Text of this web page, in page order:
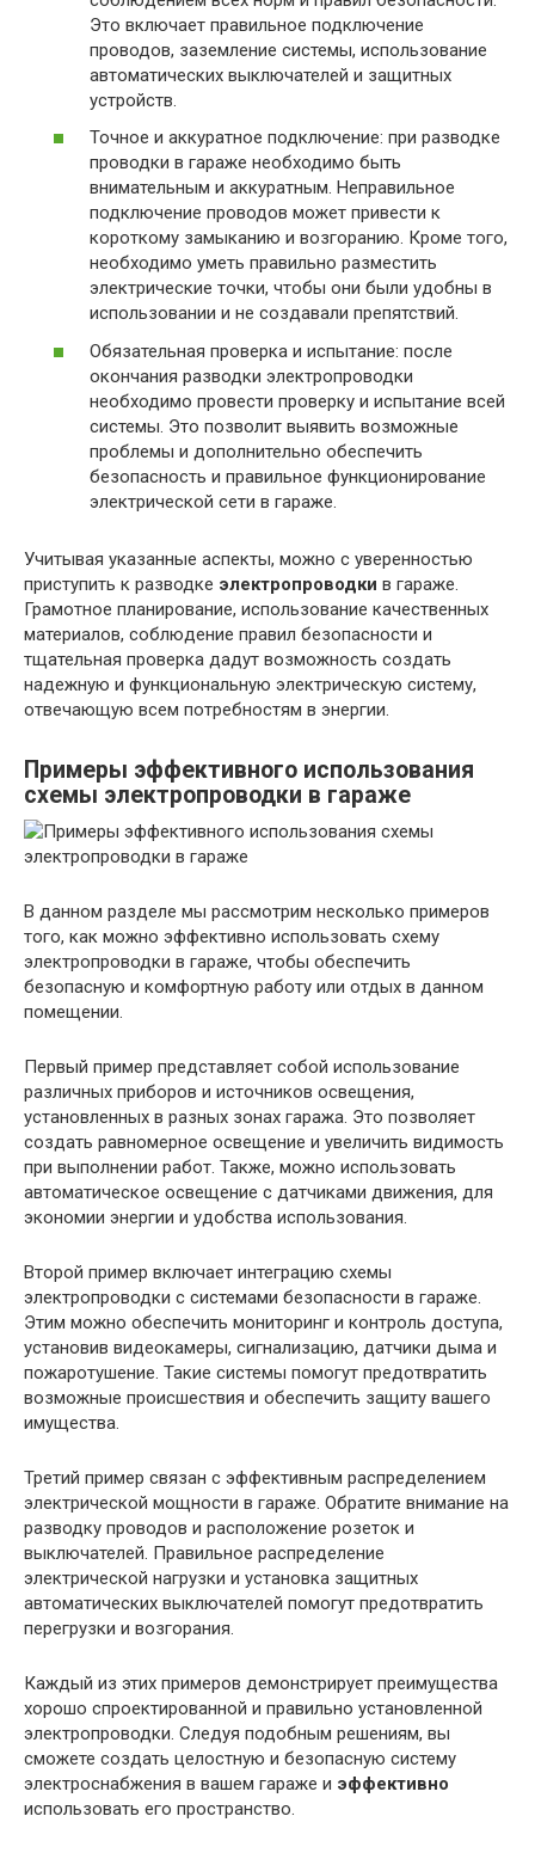
Это включает правильное подключение
проводов, заземление системы, использование
автоматических выключателей и защитных
устройств.
Точное и аккуратное подключение: при разводке
проводки в гараже необходимо быть
внимательным и аккуратным. Неправильное
подключение проводов может привести к
короткому замыканию и возгоранию. Кроме того,
необходимо уметь правильно разместить
электрические точки, чтобы они были удобны в
использовании и не создавали препятствий.
Обязательная проверка и испытание: после
окончания разводки электропроводки
необходимо провести проверку и испытание всей
системы. Это позволит выявить возможные
проблемы и дополнительно обеспечить
безопасность и правильное функционирование
электрической сети в гараже.
Учитывая указанные аспекты, можно с уверенностью
приступить к разводке электропроводки в гараже.
Грамотное планирование, использование качественных
материалов, соблюдение правил безопасности и
тщательная проверка дадут возможность создать
надежную и функциональную электрическую систему,
отвечающую всем потребностям в энергии.
Примеры эффективного использования
схемы электропроводки в гараже
В данном разделе мы рассмотрим несколько примеров
того, как можно эффективно использовать схему
электропроводки в гараже, чтобы обеспечить
безопасную и комфортную работу или отдых в данном
помещении.
Первый пример представляет собой использование
различных приборов и источников освещения,
установленных в разных зонах гаража. Это позволяет
создать равномерное освещение и увеличить видимость
при выполнении работ. Также, можно использовать
автоматическое освещение с датчиками движения, для
экономии энергии и удобства использования.
Второй пример включает интеграцию схемы
электропроводки с системами безопасности в гараже.
Этим можно обеспечить мониторинг и контроль доступа,
установив видеокамеры, сигнализацию, датчики дыма и
пожаротушение. Такие системы помогут предотвратить
возможные происшествия и обеспечить защиту вашего
имущества.
Третий пример связан с эффективным распределением
электрической мощности в гараже. Обратите внимание на
разводку проводов и расположение розеток и
выключателей. Правильное распределение
электрической нагрузки и установка защитных
автоматических выключателей помогут предотвратить
перегрузки и возгорания.
Каждый из этих примеров демонстрирует преимущества
хорошо спроектированной и правильно установленной
электропроводки. Следуя подобным решениям, вы
сможете создать целостную и безопасную систему
электроснабжения в вашем гараже и эффективно
использовать его пространство.